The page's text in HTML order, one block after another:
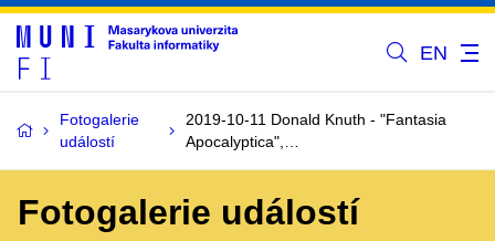
EN
Fotogalerie
událostí
2019-10-11 Donald Knuth - "Fantasia
Apocalyptica",…
Fotogalerie událostí